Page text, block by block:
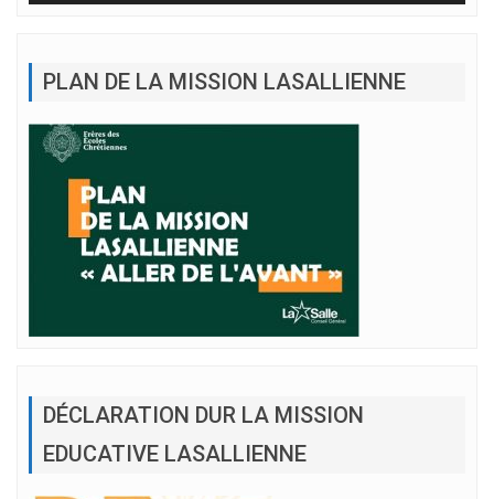
PLAN DE LA MISSION LASALLIENNE
DÉCLARATION DUR LA MISSION
EDUCATIVE LASALLIENNE